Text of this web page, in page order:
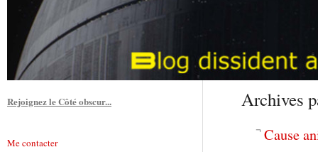
Rejoignez le Côté obscur...
Me contacter
Archives
Cause